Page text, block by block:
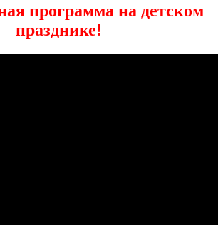
программа на детском
празднике!